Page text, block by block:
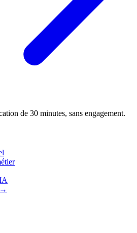
de 30 minutes, sans engagement.
→